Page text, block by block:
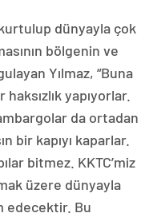
dünyayla çok
bölgenin ve
Yılmaz, “Buna
yapıyorlar.
da ortadan
bir kapıyı kaparlar.
bitmez. KKTC’miz
üzere dünyayla
edecektir. Bu